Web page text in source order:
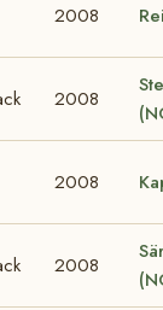
2008
2008
2008
2008